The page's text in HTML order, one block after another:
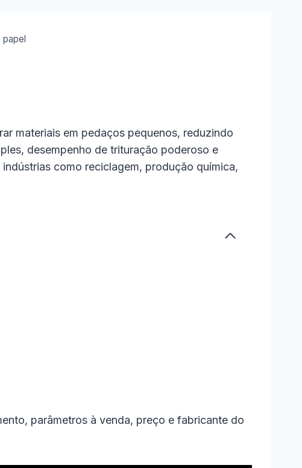
papel
materiais em pedaços pequenos, reduzindo
desempenho de trituração poderoso e
como reciclagem, produção química,
parâmetros à venda, preço e fabricante do